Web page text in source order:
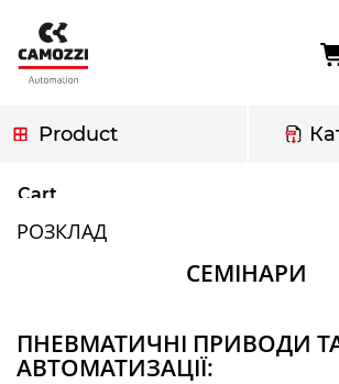
main
content
Product
Cart
РОЗКЛАД
СЕМІНАРИ
ПНЕВМАТИЧНІ ПРИВОДИ
АВТОМАТИЗАЦІЇ: